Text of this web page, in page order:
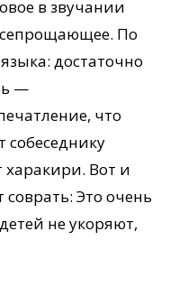
в звучании
По
достаточно
—
что
собеседнику
харакири. Вот и
Это очень
не укоряют,